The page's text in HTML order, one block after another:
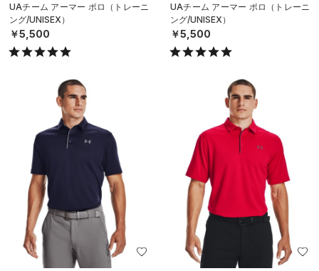
UAチーム アーマー ポロ（トレーニ
ング/UNISEX）
￥5,500
UAチーム アーマー ポロ（トレーニ
ング/UNISEX）
￥5,500